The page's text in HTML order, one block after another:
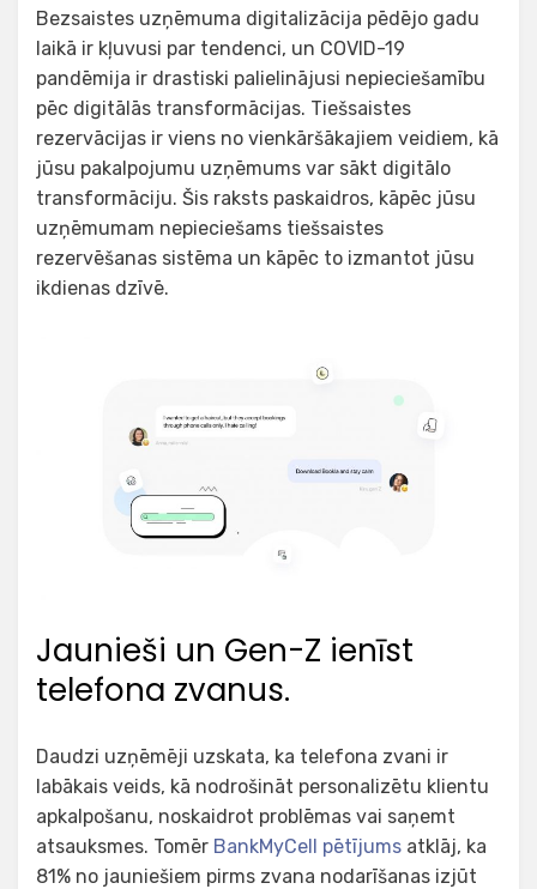
Bezsaistes uzņēmuma digitalizācija pēdējo gadu
laikā ir kļuvusi par tendenci, un COVID-19
pandēmija ir drastiski palielinājusi nepieciešamību
pēc digitālās transformācijas. Tiešsaistes
rezervācijas ir viens no vienkāršākajiem veidiem, kā
jūsu pakalpojumu uzņēmums var sākt digitālo
transformāciju. Šis raksts paskaidros, kāpēc jūsu
uzņēmumam nepieciešams tiešsaistes
rezervēšanas sistēma un kāpēc to izmantot jūsu
ikdienas dzīvē.
Jaunieši un Gen-Z ienīst
telefona zvanus.
Daudzi uzņēmēji uzskata, ka telefona zvani ir
labākais veids, kā nodrošināt personalizētu klientu
apkalpošanu, noskaidrot problēmas vai saņemt
atsauksmes. Tomēr BankMyCell pētījums atklāj, ka
81% no jauniešiem pirms zvana nodarīšanas izjūt